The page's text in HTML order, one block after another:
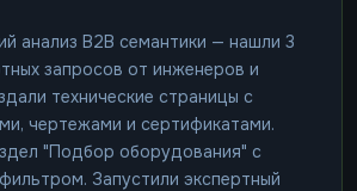
анализ B2B семантики — нашли 3
запросов от инженеров и
технические страницы с
чертежами и сертификатами.
"Подбор оборудования" с
Запустили экспертный